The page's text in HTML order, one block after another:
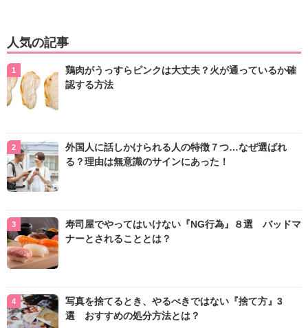
人気の記事
鶏肉がうっすらピンクは大丈夫？火が通っているか確
認する方法
外国人に話しかけられる人の特徴７つ…なぜ選ばれ
る？理由は無意識のサインにあった！
寿司屋でやってはいけない『NG行為』８選 バッドマ
ナーとされることとは？
写真を捨てるとき、やるべきではない『捨て方』3
選 おすすめの処分方法とは？